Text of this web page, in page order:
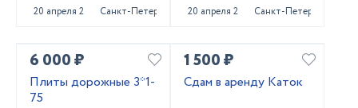
20 апреля 2023 Санкт-Петербург 20 апреля 2023 Санкт-Петербург
6 000 ₽
Плиты дорожные 3*1-
75
1 500 ₽
Сдам в аренду Каток